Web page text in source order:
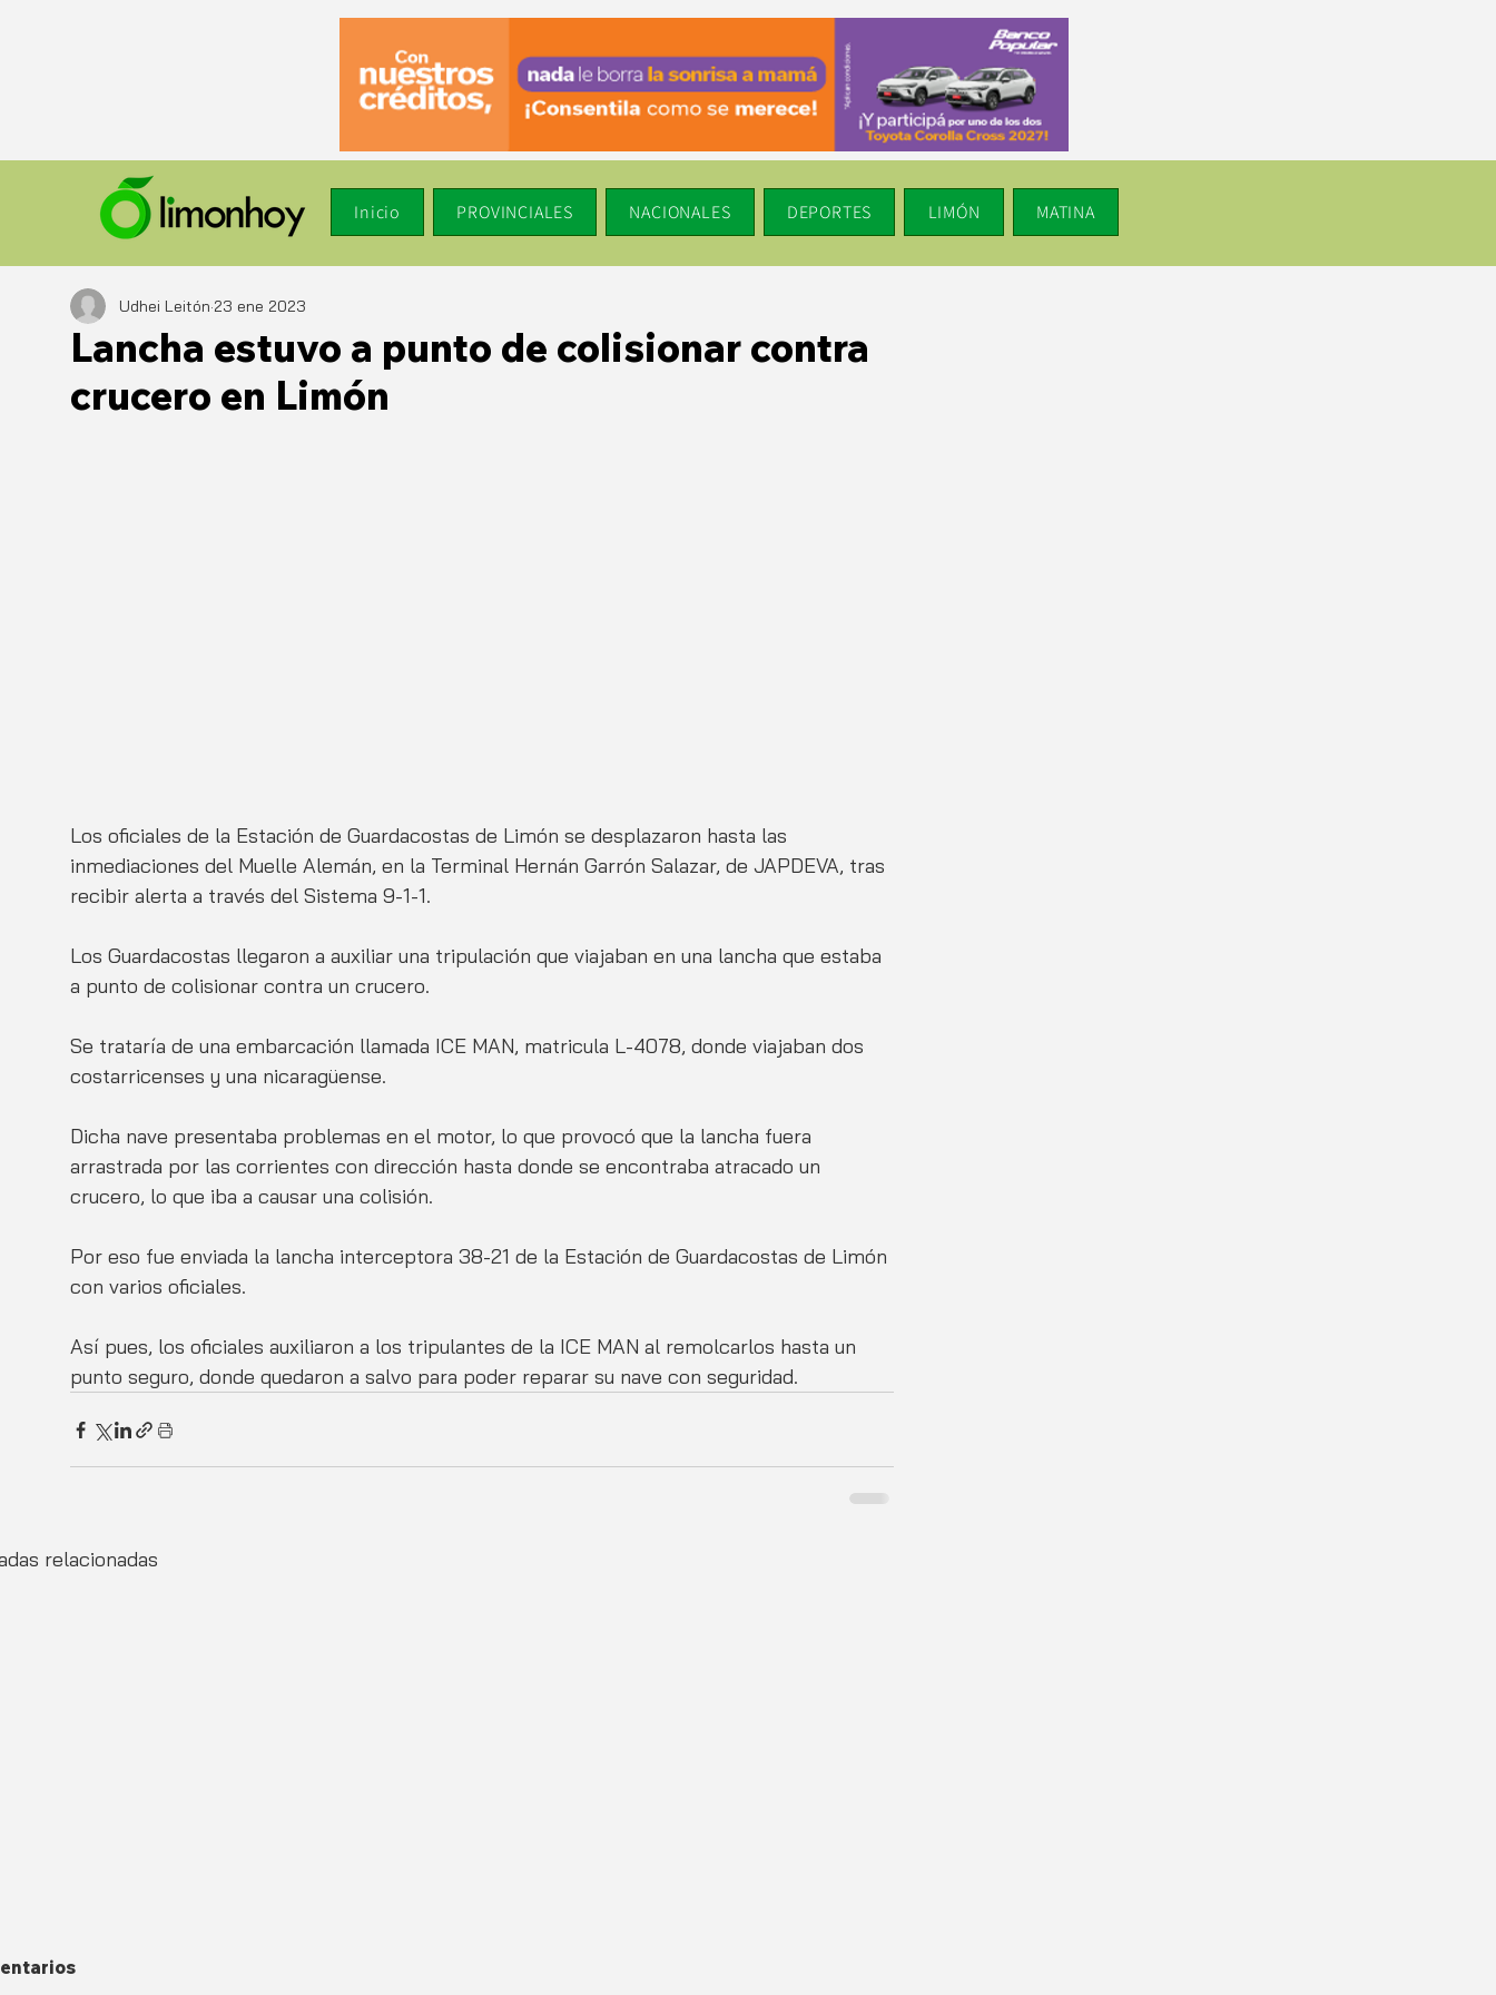
Inicio PROVINCIALES NACIONALES DEPORTES LIMÓN MATINA
Lancha estuvo a punto de colisionar contra
crucero en Limón
Udhei Leitón 23 ene 2023
Los oficiales de la Estación de Guardacostas de Limón se desplazaron hasta las
inmediaciones del Muelle Alemán, en la Terminal Hernán Garrón Salazar, de JAPDEVA, tras
recibir alerta a través del Sistema 9-1-1.
Los Guardacostas llegaron a auxiliar una tripulación que viajaban en una lancha que estaba
a punto de colisionar contra un crucero.
Se trataría de una embarcación llamada ICE MAN, matricula L-4078, donde viajaban dos
costarricenses y una nicaragüense.
Dicha nave presentaba problemas en el motor, lo que provocó que la lancha fuera
arrastrada por las corrientes con dirección hasta donde se encontraba atracado un
crucero, lo que iba a causar una colisión.
Por eso fue enviada la lancha interceptora 38-21 de la Estación de Guardacostas de Limón
con varios oficiales.
Así pues, los oficiales auxiliaron a los tripulantes de la ICE MAN al remolcarlos hasta un
punto seguro, donde quedaron a salvo para poder reparar su nave con seguridad.
relacionadas